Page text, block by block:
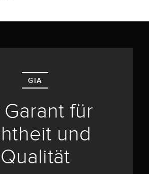
GIA
Garant für
und
Qualität